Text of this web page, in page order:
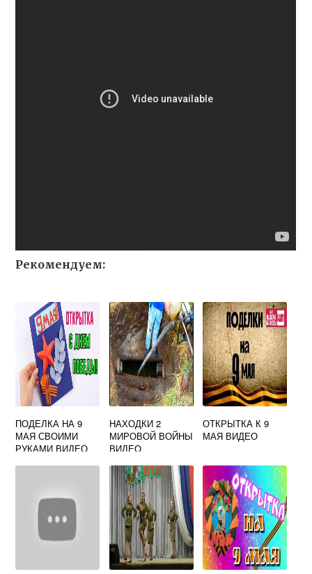
Рекомендуем:
ПОДЕЛКА НА 9
МАЯ СВОИМИ
РУКАМИ ВИДЕО
НАХОДКИ 2
МИРОВОЙ ВОЙНЫ
ВИДЕО
ОТКРЫТКА К 9
МАЯ ВИДЕО